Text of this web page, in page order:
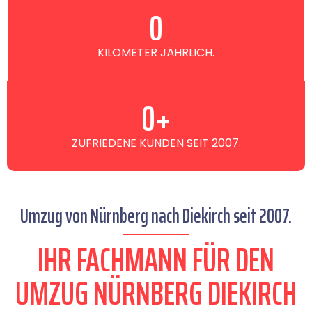
KILOMETER JÄHRLICH.
0
ZUFRIEDENE KUNDEN SEIT 2007.
0+
Umzug von Nürnberg nach Diekirch seit 2007.
IHR FACHMANN FÜR DEN
UMZUG NÜRNBERG DIEKIRCH